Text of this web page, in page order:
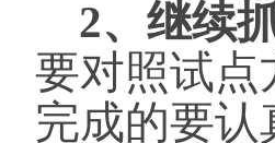
2、继续
要对照试点
完成的要